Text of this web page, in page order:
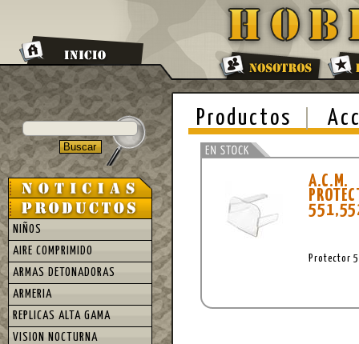
Productos
A.C.M.
Protector
NIÑOS
AIRE COMPRIMIDO
ARMAS DETONADORAS
ARMERIA
REPLICAS ALTA GAMA
VISION NOCTURNA